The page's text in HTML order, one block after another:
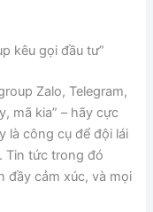
kêu gọi đầu tư”
Zalo, Telegram,
mã kia” – hãy cực
là công cụ để đội lái
Tin tức trong đó
đầy cảm xúc, và mọi